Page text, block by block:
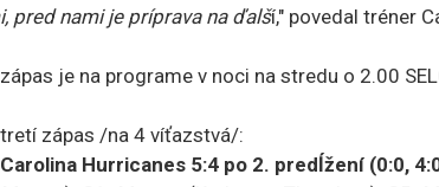
pred nami je príprava na ďalší," povedal tréner
je na programe v noci na stredu o 2.00
zápas /na 4 víťazstvá/:
Hurricanes 5:4 po 2. predĺžení (0:0,